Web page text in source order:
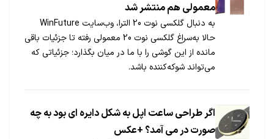
معمولی هم منتشر شد
به دنبال گلکسی نوت 20 الترا، وب‌سایت WinFuture
حالا به‌سراغ گلکسی نوت 20 معمولی رفته تا جزئیات باقی
مانده از این گوشی را با ما در میان بگذارد؛ جزئیاتی که
می‌تواند شوکه‌کننده باشد.
اگر طراحی ساعت اپل به شکل دایره ای بود به چه
صورت در می آمد؟ +عکس